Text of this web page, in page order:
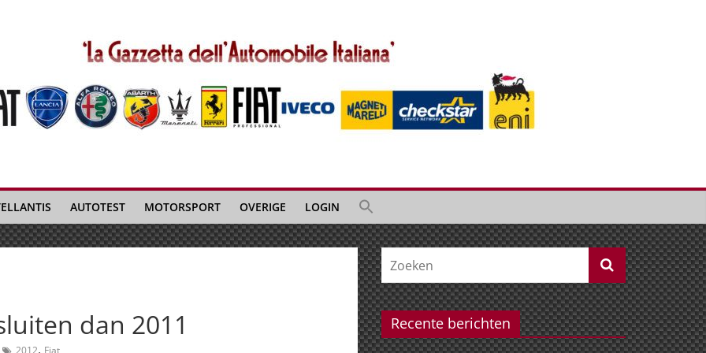
AUTOTEST MOTORSPORT OVERIGE LOGIN
dan 2011
2012, Fiat
Recente berichten